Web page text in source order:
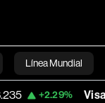
Línea Mundial
Bloomberg
Visa 368.71 -